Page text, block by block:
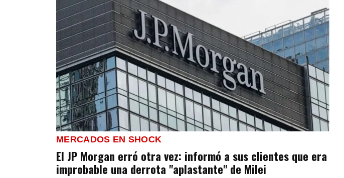
MERCADOS EN SHOCK
El JP Morgan erró otra vez: informó a sus clientes que era
improbable una derrota "aplastante" de Milei